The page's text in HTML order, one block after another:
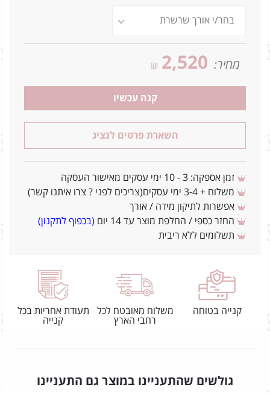
מחיר: 2,520
₪
קנה עכשיו
השארת פרטים לנציג
זמן אספקה: 3 - 10 ימי עסקים מאישור העסקה
משלוח + 3-4 ימי עסקים(צריכים לפני ? צרו איתנו קשר)
אפשרות לתיקון מידה / אורך
החזר כספי / החלפת מוצר עד 14 יום
(בכפוף לתקנון)
תשלומים ללא ריבית
קנייה בטוחה
משלוח מאובטח לכל
רחבי הארץ
תעודת אחריות בכל
קנייה
גולשים שהתעניינו במוצר גם התעניינו